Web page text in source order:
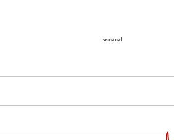
semanal